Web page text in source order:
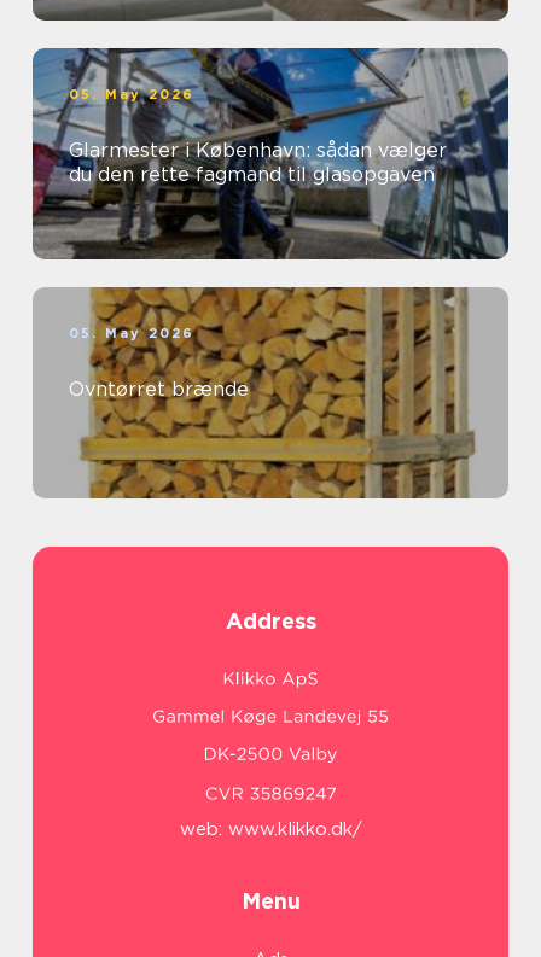
05. May 2026
Glarmester i København: sådan vælger
du den rette fagmand til glasopgaven
05. May 2026
Ovntørret brænde
Address
web: www.klikko.dk/
Menu